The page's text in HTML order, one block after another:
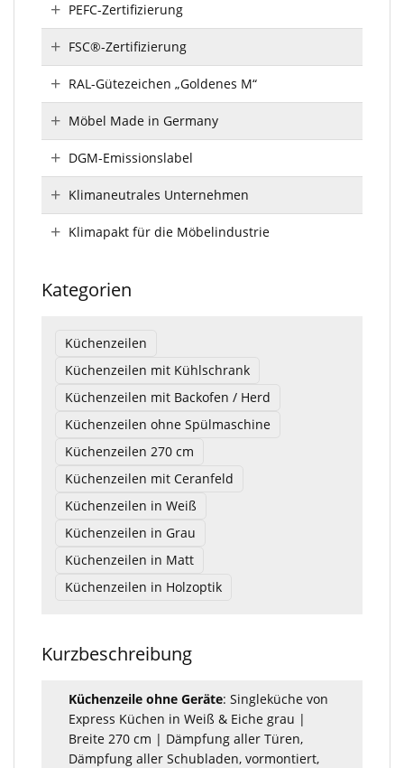
PEFC-Zertifizierung
FSC®-Zertifizierung
RAL-Gütezeichen „Goldenes M“
Möbel Made in Germany
DGM-Emissionslabel
Klimaneutrales Unternehmen
Klimapakt für die Möbelindustrie
Kategorien
Küchenzeilen
Küchenzeilen mit Kühlschrank
Küchenzeilen mit Backofen / Herd
Küchenzeilen ohne Spülmaschine
Küchenzeilen 270 cm
Küchenzeilen mit Ceranfeld
Küchenzeilen in Weiß
Küchenzeilen in Grau
Küchenzeilen in Matt
Küchenzeilen in Holzoptik
Kurzbeschreibung
Küchenzeile ohne Geräte: Singleküche von
Express Küchen in Weiß & Eiche grau |
Breite 270 cm | Dämpfung aller Türen,
Dämpfung aller Schubladen, vormontiert,